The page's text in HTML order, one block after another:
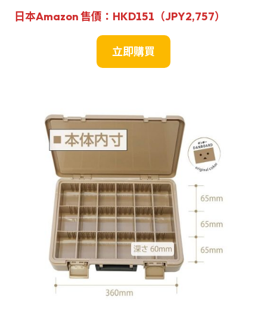
日本Amazon 售價：HKD151（JPY2,757）
立即購買